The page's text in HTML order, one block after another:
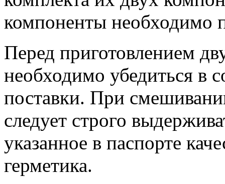
компоненты необходимо
Перед приготовлением
необходимо убедиться в
поставки. При
следует строго
указанное в паспорте
герметика.